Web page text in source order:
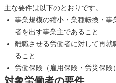
主な要件は以下のとおりです。
事業規模の縮小・業種転換・
者を出す事業主であること
離職させる労働者に対して再
ること
労働保険（雇用保険・労災保険